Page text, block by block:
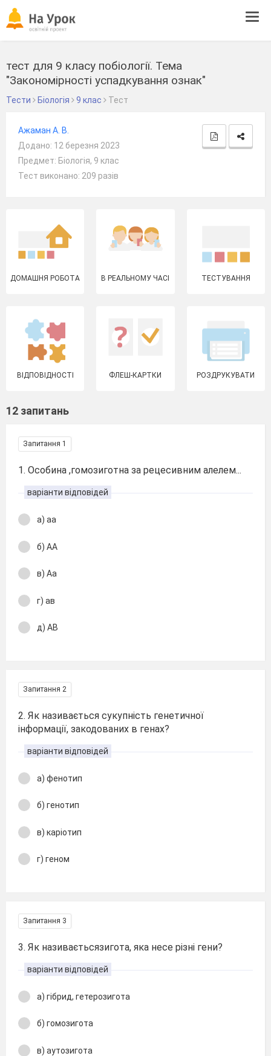
тест для 9 класу побіології. Тема
"Закономірності успадкування ознак"
Тести Біологія 9 клас Тест
Ажаман А. В.
Додано: 12 березня 2023
Предмет: Біологія, 9 клас
Тест виконано: 209 разів
ДОМАШНЯ РОБОТА В РЕАЛЬНОМУ ЧАСІ ТЕСТУВАННЯ
ВІДПОВІДНОСТІ ФЛЕШ-КАРТКИ РОЗДРУКУВАТИ
12 запитань
Запитання 1
1. Особина ,гомозиготна за рецесивним алелем...
варіанти відповідей
а) аа
б) АА
в) Аа
г) ав
д) АВ
Запитання 2
2. Як називається сукупність генетичної
інформації, закодованих в генах?
варіанти відповідей
а) фенотип
б) генотип
в) каріотип
г) геном
Запитання 3
3. Як називаєтьсязигота, яка несе різні гени?
варіанти відповідей
а) гібрид, гетерозигота
б) гомозигота
в) аутозигота